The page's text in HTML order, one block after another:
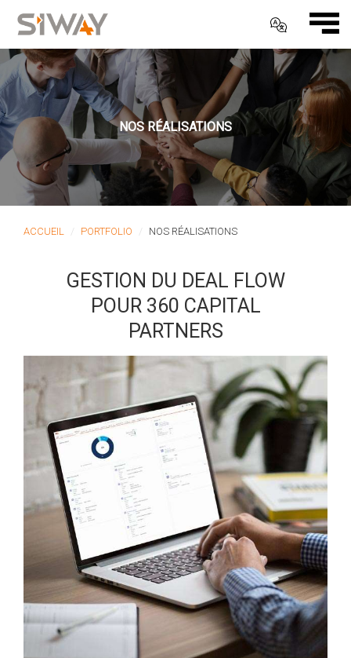
NOS RÉALISATIONS
ACCUEIL PORTFOLIO NOS RÉALISATIONS
GESTION DU DEAL FLOW
POUR 360 CAPITAL
PARTNERS